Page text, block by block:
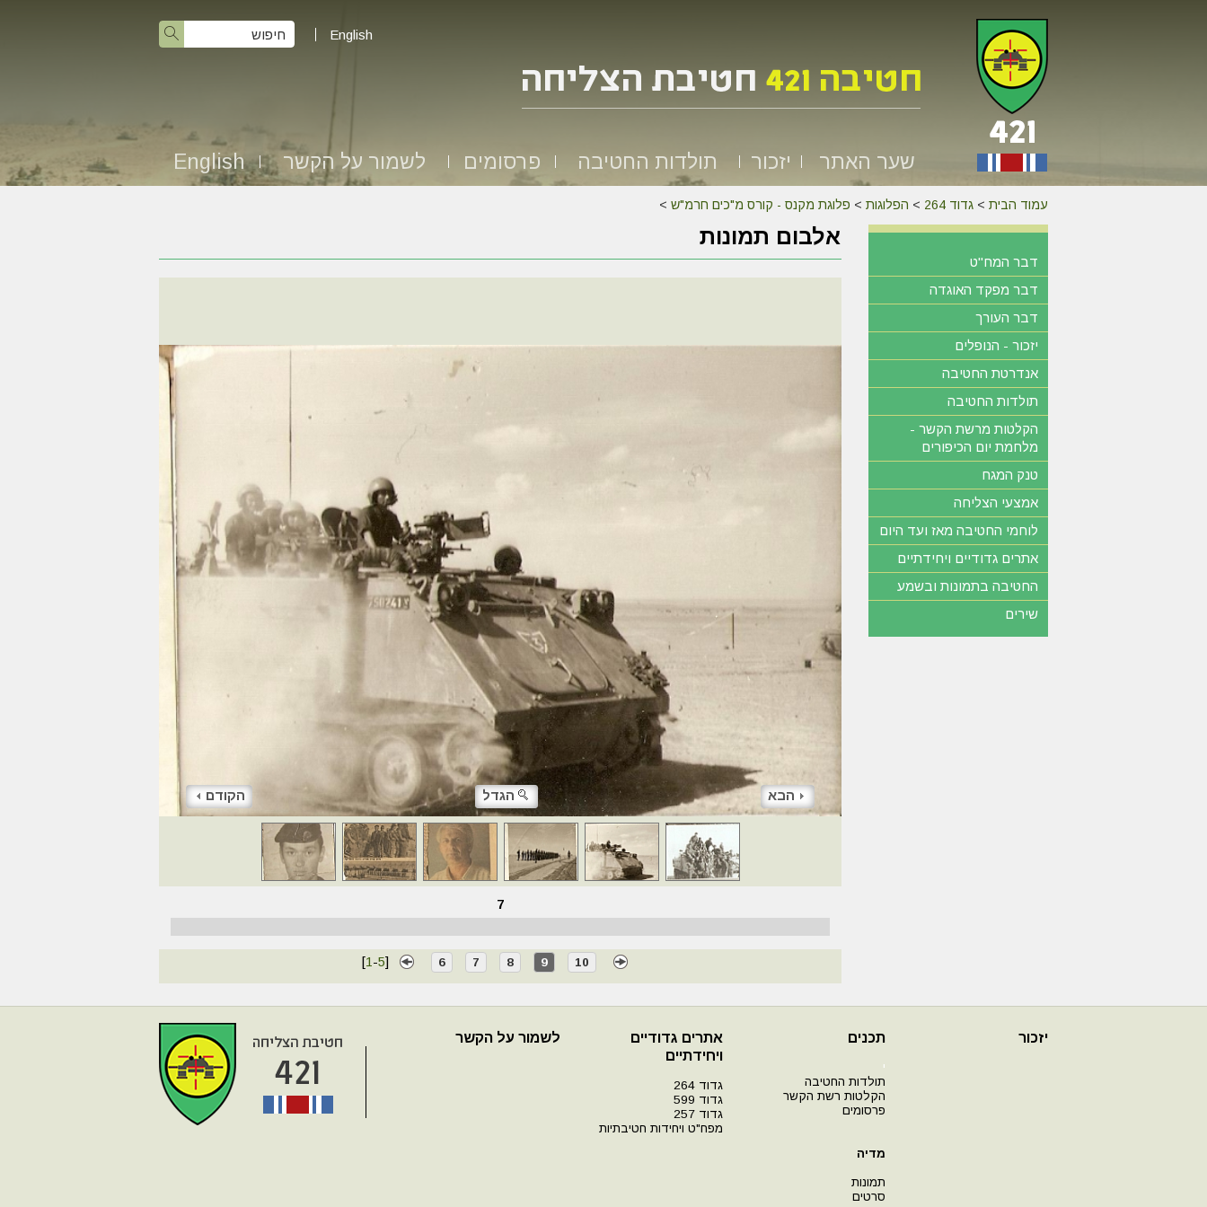
English
שער האתר יזכור תולדות החטיבה פרסומים לשמור על הקשר English
עמוד הבית >גדוד 264 > הפלוגות > פלוגת מקנס - קורס מ"כים חרמ"ש >
אלבום תמונות
הקודם הגדל הבא
7
[1 -5] 6 7 8 9 10
דבר המח"ט
דבר מפקד האוגדה
דבר העורך
יזכור - הנופלים
אנדרטת החטיבה
תולדות החטיבה
הקלטות מרשת הקשר -
מלחמת יום הכיפורים
טנק המגח
אמצעי הצליחה
לוחמי החטיבה מאז ועד היום
אתרים גדודיים ויחידתיים
החטיבה בתמונות ובשמע
שירים
יזכור תכנים
י
תולדות החטיבה
הקלטות רשת הקשר
פרסומים
מדיה
תמונות
סרטים
אתרים גדודיים
ויחידתיים
גדוד 264
גדוד 599
גדוד 257
מפח"ט ויחידות חטיבתיות
לשמור על הקשר